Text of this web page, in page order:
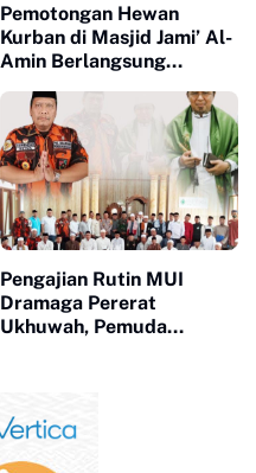
Pemotongan Hewan
Kurban di Masjid Jami’ Al-
Amin Berlangsung
Meningkat
Pengajian Rutin MUI
Dramaga Pererat
Ukhuwah, Pemuda